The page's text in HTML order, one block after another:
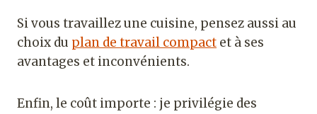
Si vous travaillez une cuisine, pensez aussi au
choix du plan de travail compact et à ses
avantages et inconvénients.
Enfin, le coût importe : je privilégie des